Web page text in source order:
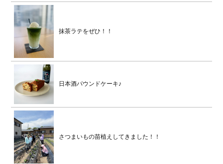
抹茶ラテをぜひ！！
日本酒パウンドケーキ♪
さつまいもの苗植えしてきました！！